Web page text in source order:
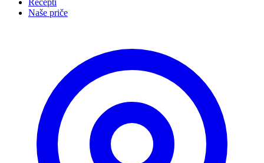
Recepti
Naše priče